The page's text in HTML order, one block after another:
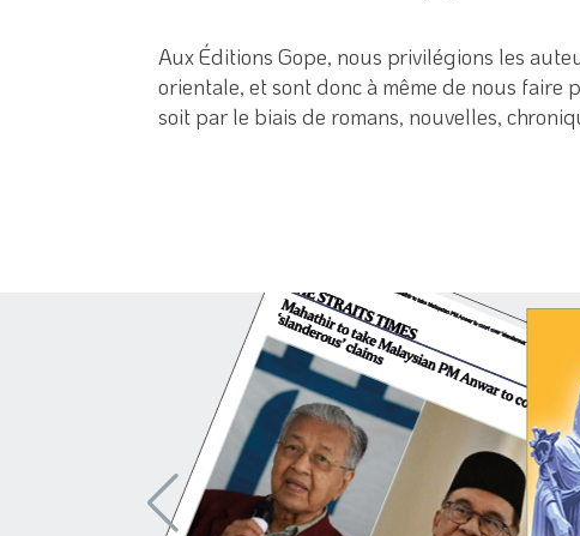
Aux Éditions Gope, nous privilégions les
orientale, et sont donc à même de nous faire
soit par le biais de romans, nouvelles,